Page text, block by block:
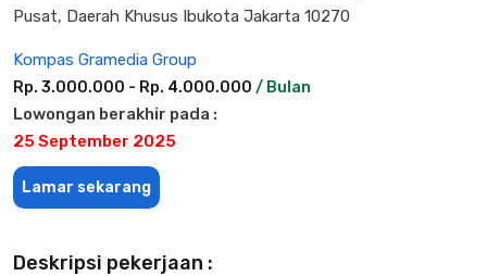
Pusat, Daerah Khusus Ibukota Jakarta 10270
Kompas Gramedia Group
Rp. 3.000.000 - Rp. 4.000.000 / Bulan
Lowongan berakhir pada :
25 September 2025
Lamar sekarang
Deskripsi pekerjaan :